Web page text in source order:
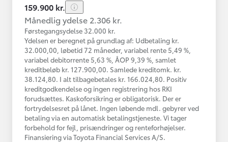
159.900 kr.
Månedlig ydelse 2.306 kr.
Førstegangsydelse 32.000 kr.
Ydelsen er beregnet på grundlag af: Udbetaling kr.
32.000,00, løbetid 72 måneder, variabel rente 5,49 %,
variabel debitorrente 5,63 %, ÅOP 9,39 %, samlet
kreditbeløb kr. 127.900,00. Samlede kreditomk. kr.
38.124,80. I alt tilbagebetales kr. 166.024,80. Positiv
kreditgodkendelse og ingen registrering hos RKI
forudsættes. Kaskoforsikring er obligatorisk. Der er
fortrydelsesret på lånet. Ingen løbende mdl. gebyrer ved
betaling via en automatisk betalingstjeneste. Vi tager
forbehold for fejl, prisændringer og renteforhøjelser.
Finansiering via Toyota Financial Services A/S.